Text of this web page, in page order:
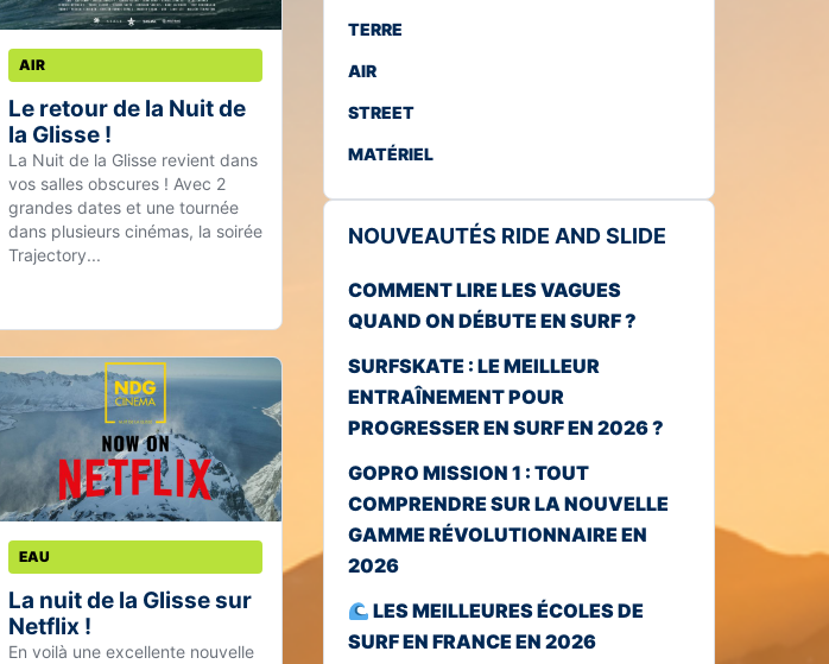
AIR
Le retour de la Nuit de
la Glisse !
La Nuit de la Glisse revient dans
vos salles obscures ! Avec 2
grandes dates et une tournée
dans plusieurs cinémas, la soirée
Trajectory...
EAU
La nuit de la Glisse sur
Netflix !
En voilà une excellente nouvelle
TERRE
AIR
STREET
MATÉRIEL
NOUVEAUTÉS RIDE AND SLIDE
COMMENT LIRE LES VAGUES
QUAND ON DÉBUTE EN SURF ?
SURFSKATE : LE MEILLEUR
ENTRAÎNEMENT POUR
PROGRESSER EN SURF EN 2026 ?
GOPRO MISSION 1 : TOUT
COMPRENDRE SUR LA NOUVELLE
GAMME RÉVOLUTIONNAIRE EN
2026
LES MEILLEURES ÉCOLES DE
SURF EN FRANCE EN 2026